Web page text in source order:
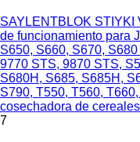
SAYLENTBLOK STIYKI
de funcionamiento para
S650, S660, S670,
9770 STS, 9870 STS,
S680H, S685, S685H,
S790, T550, T560,
cosechadora de cereales
7